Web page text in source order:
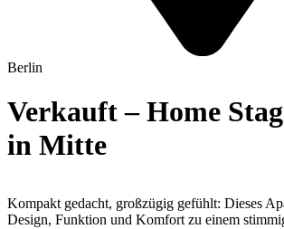
Berlin
Verkauft – Home
in Mitte
Kompakt gedacht, großzügig gefühlt: Dieses
Design, Funktion und Komfort zu einem